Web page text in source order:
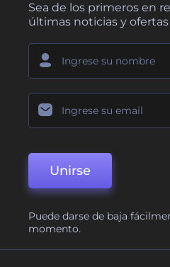
Sea de los primeros en
últimas noticias y ofertas
Unirse
Puede darse de baja
momento.